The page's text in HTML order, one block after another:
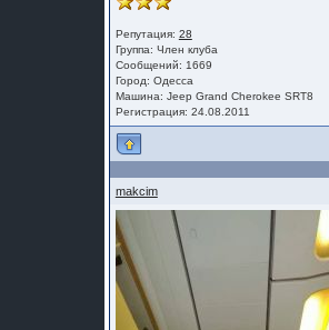
Репутация: 28
Группа: Член клуба
Сообщений: 1669
Город: Одесса
Машина: Jeep Grand Cherokee SRT8
Регистрация: 24.08.2011
makcim